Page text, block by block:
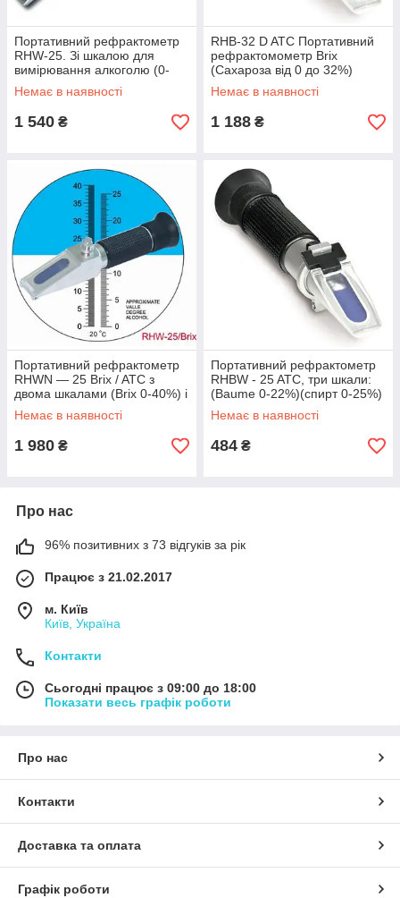
Портативний рефрактометр
RHW-25. Зі шкалою для
вимірювання алкоголю (0-
25%)
Немає в наявності
1 540 ₴
RHB-32 D ATC Портативний
рефрактомометр Brix
(Сахароза від 0 до 32%)
Оechsle (0-140) ATC
Немає в наявності
1 188 ₴
Портативний рефрактометр
RHWN — 25 Brix / ATC з
двома шкалами (Brix 0-40%) і
(спирт 0-25%) виборошкам і
пивоварам
Немає в наявності
1 980 ₴
Портативний рефрактометр
RHBW - 25 ATC, три шкали:
(Baume 0-22%)(спирт 0-25%)
(Brix 0-40%) БЕЗ КЕЙСУ
Немає в наявності
484 ₴
Про нас
96% позитивних з 73 відгуків за рік
Працює з 21.02.2017
м. Київ
Київ, Україна
Контакти
Сьогодні працює з 09:00 до 18:00
Показати весь графік роботи
Про нас
Контакти
Доставка та оплата
Графік роботи